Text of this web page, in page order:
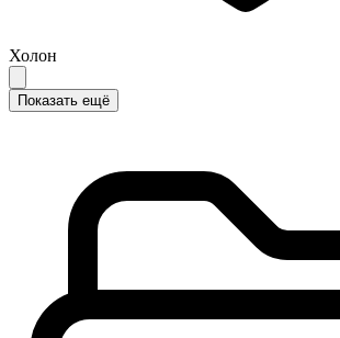
Холон
Показать ещё